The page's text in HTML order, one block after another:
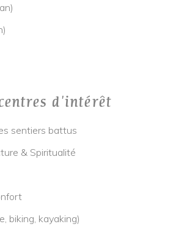
d'intérêt
sentiers battus
& Spiritualité
biking, kayaking)